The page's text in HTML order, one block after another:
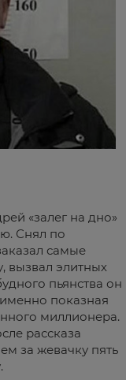
«залег на дно»
Снял по
самые
вызвал элитных
пьянства он
показная
миллионера.
рассказа
за жевачку пять